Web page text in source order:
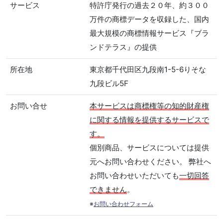
サービス
特許庁発行の過去２０年、約３００
万件の商標データを収録した、国内
最大規模の商標情報サービス『ブラ
ンドテラス』の提供
所在地
東京都千代田区九段南1-5-6りそな
九段ビル5F
お問い合せ
本サービスは商標権等の知的財産権
に関する情報を提供するサービスで
す。
個別商品、サービスについては提供
元へお問い合わせください。 弊社へ
お問い合わせいただいても一切回答
できません。
※お問い合わせフォーム